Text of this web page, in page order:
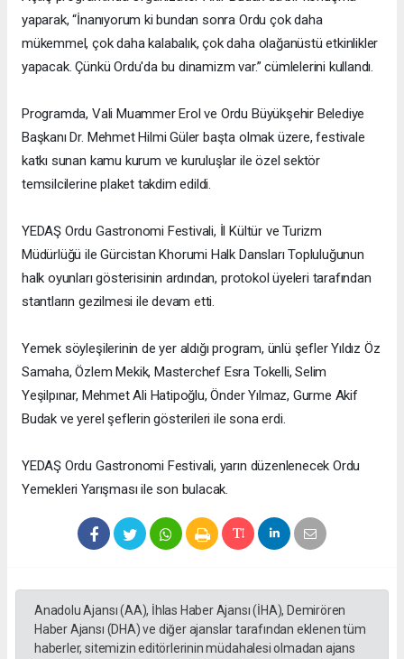
yaparak, “İnanıyorum ki bundan sonra Ordu çok daha
mükemmel, çok daha kalabalık, çok daha olağanüstü etkinlikler
yapacak. Çünkü Ordu'da bu dinamizm var.” cümlelerini kullandı.
Programda, Vali Muammer Erol ve Ordu Büyükşehir Belediye
Başkanı Dr. Mehmet Hilmi Güler başta olmak üzere, festivale
katkı sunan kamu kurum ve kuruluşlar ile özel sektör
temsilcilerine plaket takdim edildi.
YEDAŞ Ordu Gastronomi Festivali, İl Kültür ve Turizm
Müdürlüğü ile Gürcistan Khorumi Halk Dansları Topluluğunun
halk oyunları gösterisinin ardından, protokol üyeleri tarafından
stantların gezilmesi ile devam etti.
Yemek söyleşilerinin de yer aldığı program, ünlü şefler Yıldız Öz
Samaha, Özlem Mekik, Masterchef Esra Tokelli, Selim
Yeşilpınar, Mehmet Ali Hatipoğlu, Önder Yılmaz, Gurme Akif
Budak ve yerel şeflerin gösterileri ile sona erdi.
YEDAŞ Ordu Gastronomi Festivali, yarın düzenlenecek Ordu
Yemekleri Yarışması ile son bulacak.
Anadolu Ajansı (AA), İhlas Haber Ajansı (İHA), Demirören
Haber Ajansı (DHA) ve diğer ajanslar tarafından eklenen tüm
haberler, sitemizin editörlerinin müdahalesi olmadan ajans